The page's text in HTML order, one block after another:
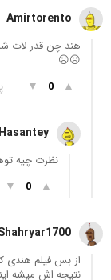
Amirtorento
هند چن قدر لات
☹️☹️
▲
0
▼
Hasantey
نظرت چیه
▲
0
▼
از بس فیلم هندی
نتیجه اش میشه